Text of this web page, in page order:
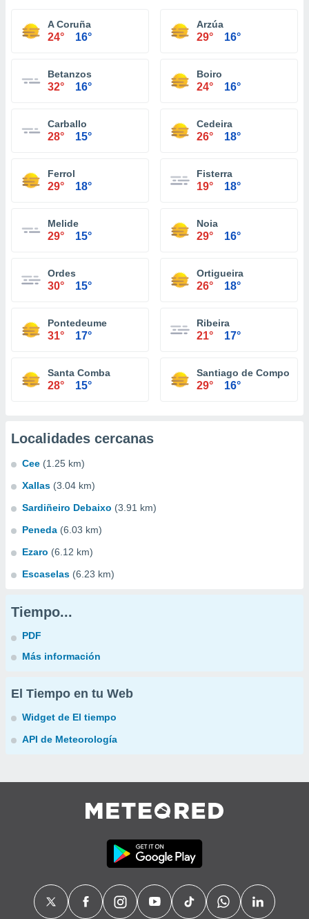
A Coruña
24° 16°
Arzúa
29° 16°
Betanzos
32° 16°
Boiro
24° 16°
Carballo
28° 15°
Cedeira
26° 18°
Ferrol
29° 18°
Fisterra
19° 18°
Melide
29° 15°
Noia
29° 16°
Ordes
30° 15°
Ortigueira
26° 18°
Pontedeume
31° 17°
Ribeira
21° 17°
Santa Comba
28° 15°
Santiago de
29° 16°
Localidades cercanas
Cee (1.25 km)
Xallas (3.04 km)
Sardiñeiro Debaixo (3.91 km)
Peneda (6.03 km)
Ezaro (6.12 km)
Escaselas (6.23 km)
Tiempo...
PDF
Más información
El Tiempo en tu Web
Widget de El tiempo
API de Meteorología